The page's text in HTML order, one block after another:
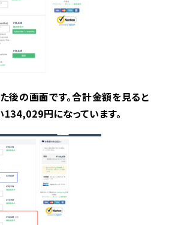
の画面です。合計金額を見ると
円になっています。